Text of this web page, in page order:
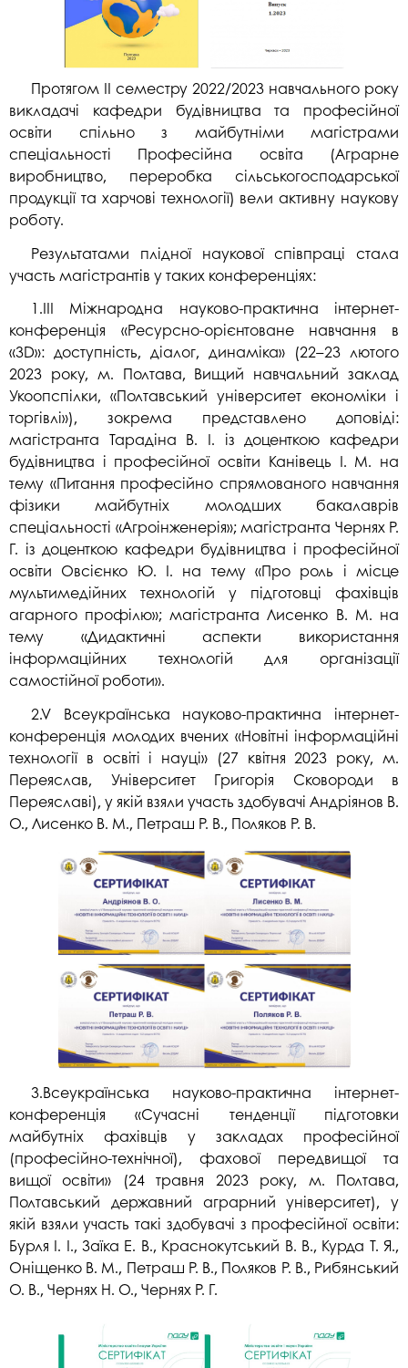
Протягом ІІ семестру 2022/2023 навчального року
викладачі кафедри будівництва та професійної
освіти спільно з майбутніми магістрами
спеціальності Професійна освіта (Аграрне
виробництво, переробка сільськогосподарської
продукції та харчові технології) вели активну наукову
роботу.
Результатами плідної наукової співпраці стала
участь магістрантів у таких конференціях:
1.ІІІ Міжнародна науково-практична інтернет-
конференція «Ресурсно-орієнтоване навчання в
«3D»: доступність, діалог, динаміка» (22–23 лютого
2023 року, м. Полтава, Вищий навчальний заклад
Укоопспілки, «Полтавський університет економіки і
торгівлі»), зокрема представлено доповіді:
магістранта Тарадіна В. І. із доценткою кафедри
будівництва і професійної освіти Канівець І. М. на
тему «Питання професійно спрямованого навчання
фізики майбутніх молодших бакалаврів
спеціальності «Агроінженерія»; магістранта Чернях Р.
Г. із доценткою кафедри будівництва і професійної
освіти Овсієнко Ю. І. на тему «Про роль і місце
мультимедійних технологій у підготовці фахівців
агарного профілю»; магістранта Лисенко В. М. на
тему «Дидактичні аспекти використання
інформаційних технологій для організації
самостійної роботи».
2.V Всеукраїнська науково-практична інтернет-
конференція молодих вчених «Новітні інформаційні
технології в освіті і науці» (27 квітня 2023 року, м.
Переяслав, Університет Григорія Сковороди в
Переяславі), у якій взяли участь здобувачі Андріянов В.
О., Лисенко В. М., Петраш Р. В., Поляков Р. В.
3.Всеукраїнська науково-практична інтернет-
конференція «Сучасні тенденції підготовки
майбутніх фахівців у закладах професійної
(професійно-технічної), фахової передвищої та
вищої освіти» (24 травня 2023 року, м. Полтава,
Полтавський державний аграрний університет), у
якій взяли участь такі здобувачі з професійної освіти:
Бурля І. І., Заїка Е. В., Краснокутський В. В., Курда Т. Я.,
Оніщенко В. М., Петраш Р. В., Поляков Р. В., Рибянський
О. В., Чернях Н. О., Чернях Р. Г.